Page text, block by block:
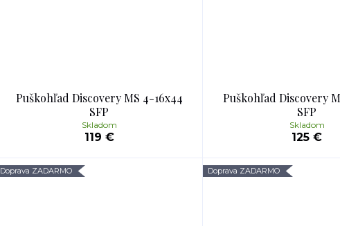
Puškohľad Discovery MS 4-16x44
SFP
119 €
Skladom
Puškohľad Discovery
SFP
125 €
Skladom
Doprava ZADARMO Doprava ZADARMO